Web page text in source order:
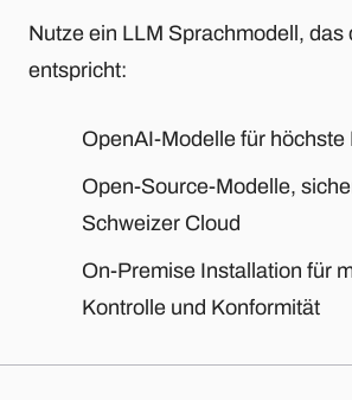
Nutze ein LLM Sprachmodell, das
entspricht:
OpenAI-Modelle für höchste
Open-Source-Modelle,
Schweizer Cloud
On-Premise Installation für
Kontrolle und Konformität